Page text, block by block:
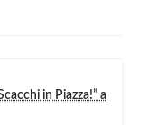
in Piazza!” a